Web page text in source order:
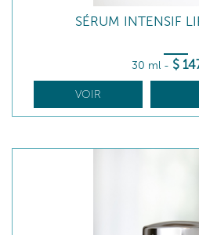
SÉRUM INTENSIF
30 ml - $
VOIR